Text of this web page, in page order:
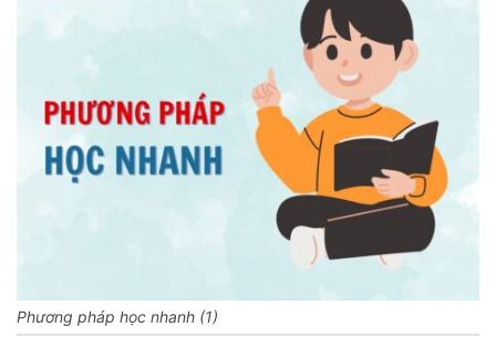
Phương pháp học nhanh (1)